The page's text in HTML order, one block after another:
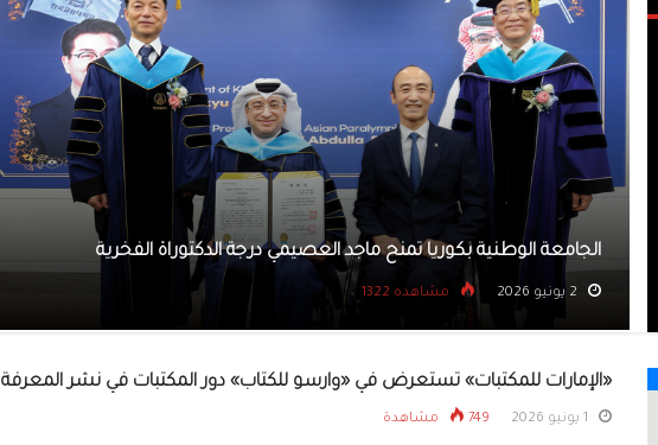
جناح دولة الإمارات في «إكسبو 2025 أوساكا» يستعرض برنامجه الخاص
بالسفراء الشباب أمام طلاب جامعة كيئو اليابانية
2 يونيو 2026 مشاهده 773
«الإمارات للمكتبات» تستعرض في «وارسو للكتاب» دور المكتبات في نشر المعرفة
749 مشاهدة
مواطن للتنافس في «مبرمج
المستقبل»